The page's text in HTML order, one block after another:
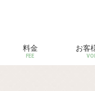
料金
FEE
お客